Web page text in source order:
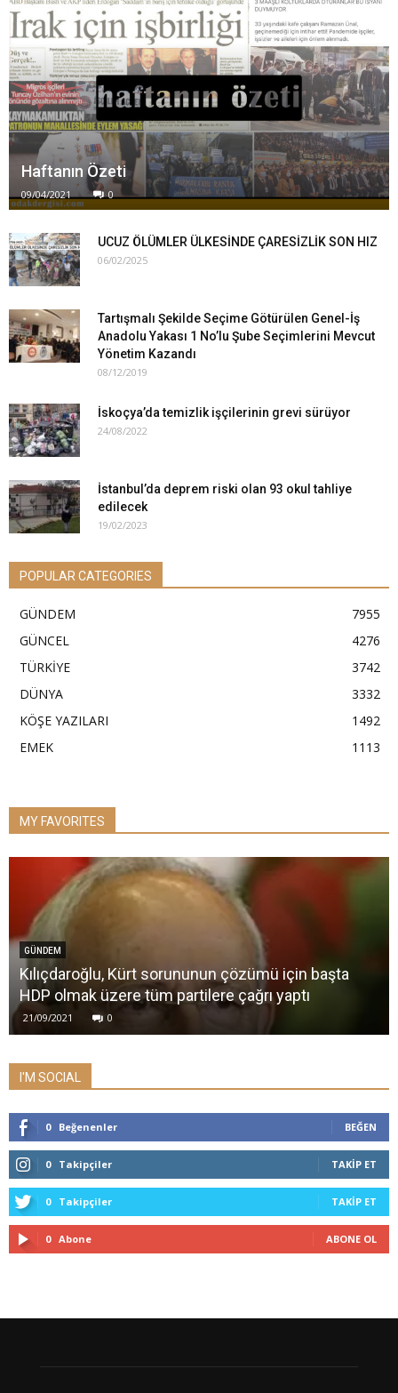
Haftanın Özeti
09/04/2021 0
UCUZ ÖLÜMLER ÜLKESİNDE ÇARESİZLİK SON HIZ
06/02/2025
Tartışmalı Şekilde Seçime Götürülen Genel-İş
Anadolu Yakası 1 No’lu Şube Seçimlerini Mevcut
Yönetim Kazandı
08/12/2019
İskoçya’da temizlik işçilerinin grevi sürüyor
24/08/2022
İstanbul’da deprem riski olan 93 okul tahliye
edilecek
19/02/2023
POPULAR CATEGORIES
GÜNDEM
7955
GÜNCEL
4276
TÜRKİYE
3742
DÜNYA
3332
KÖŞE YAZILARI
1492
EMEK
1113
MY FAVORITES
GÜNDEM
Kılıçdaroğlu, Kürt sorununun çözümü için başta
HDP olmak üzere tüm partilere çağrı yaptı
21/09/2021 0
I'M SOCIAL
0 Beğenenler BEĞEN
0 Takipçiler TAKIP ET
0 Takipçiler TAKIP ET
0 Abone ABONE OL